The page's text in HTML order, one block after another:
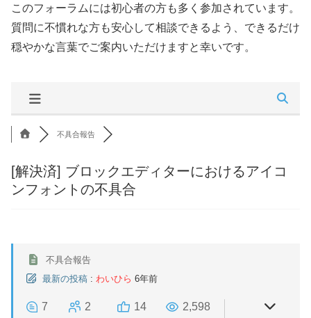
このフォーラムには初心者の方も多く参加されています。
質問に不慣れな方も安心して相談できるよう、できるだけ
穏やかな言葉でご案内いただけますと幸いです。
不具合報告
[解決済] ブロックエディターにおけるアイコ
ンフォントの不具合
不具合報告
最新の投稿 : わいひら 6年前
7 2 14 2,598